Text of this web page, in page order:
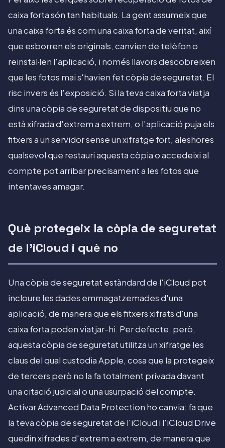
caixa forta són tan habituals. La gent assumeix que
una caixa forta és com una caixa forta de veritat, així
que esborren els originals, canvien de telèfon o
reinstal·len l'aplicació, i només llavors descobreixen
que les fotos mai s'havien fet còpia de seguretat. El
risc invers és l'exposició. Si la teva caixa forta viatja
dins una còpia de seguretat de dispositiu que no
està xifrada d'extrem a extrem, o l'aplicació puja els
fitxers a un servidor sense un xifratge fort, aleshores
qualsevol que restauri aquesta còpia o accedeixi al
compte pot arribar precisament a les fotos que
intentaves amagar.
Què protegeix la còpia de seguretat
de l'iCloud i què no
Una còpia de seguretat estàndard de l'iCloud pot
incloure les dades emmagatzemades d'una
aplicació, de manera que els fitxers xifrats d'una
caixa forta poden viatjar-hi. Per defecte, però,
aquesta còpia de seguretat utilitza un xifratge les
claus del qual custodia Apple, cosa que la protegeix
de tercers però no la fa totalment privada davant
una citació judicial o una usurpació del compte.
Activar Advanced Data Protection ho canvia: fa que
la teva còpia de seguretat de l'iCloud i l'iCloud Drive
quedin xifrades d'extrem a extrem, de manera que